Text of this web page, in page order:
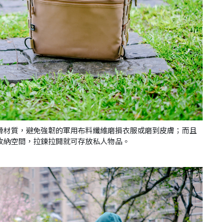
質，避免強韌的軍用布料纖維磨損衣服或磨到皮膚；而且
納空間，拉鍊拉開就可存放私人物品。